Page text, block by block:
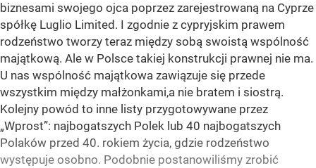
biznesami swojego ojca poprzez zarejestrowaną na Cyprze
spółkę Luglio Limited. I zgodnie z cypryjskim prawem
rodzeństwo tworzy teraz między sobą swoistą wspólność
majątkową. Ale w Polsce takiej konstrukcji prawnej nie ma.
U nas wspólność majątkowa zawiązuje się przede
wszystkim między małżonkami,a nie bratem i siostrą.
Kolejny powód to inne listy przygotowywane przez
„Wprost”: najbogatszych Polek lub 40 najbogatszych
Polaków przed 40. rokiem życia, gdzie rodzeństwo
występuje osobno. Podobnie postanowiliśmy zrobić